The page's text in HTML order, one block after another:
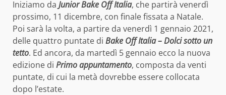
Iniziamo da Junior Bake Off Italia, che partirà venerdì
prossimo, 11 dicembre, con finale fissata a Natale.
Poi sarà la volta, a partire da venerdì 1 gennaio 2021,
delle quattro puntate di Bake Off Italia – Dolci sotto un
tetto. Ed ancora, da martedì 5 gennaio ecco la nuova
edizione di Primo appuntamento, composta da venti
puntate, di cui la metà dovrebbe essere collocata
dopo l’estate.